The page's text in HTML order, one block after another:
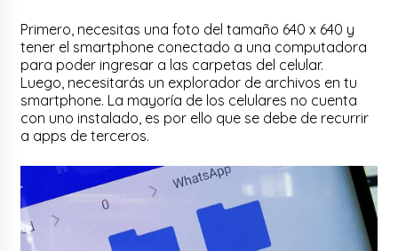
Primero, necesitas una foto del tamaño 640 x 640 y
tener el smartphone conectado a una computadora
para poder ingresar a las carpetas del celular.
Luego, necesitarás un explorador de archivos en tu
smartphone. La mayoría de los celulares no cuenta
con uno instalado, es por ello que se debe de recurrir
a apps de terceros.